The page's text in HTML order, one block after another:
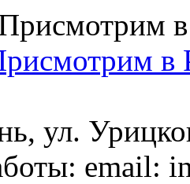
в
ул.
email: